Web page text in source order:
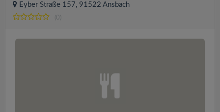
Eyber Straße 157, 91522 Ansbach
(0)